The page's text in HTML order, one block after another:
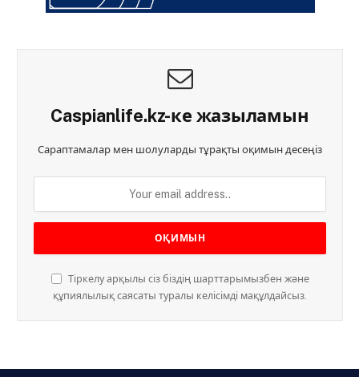
Caspianlife.kz-ке жазыламын
Сараптамалар мен шолуларды тұрақты оқимын десеңіз
Тіркелу арқылы сіз біздің шарттарымызбен және
құпиялылық саясаты туралы келісімді мақұлдайсыз.